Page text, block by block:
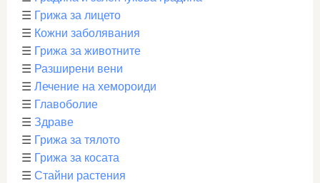
☰ Грижа за лицето
☰ Кожни заболявания
☰ Грижа за животните
☰ Разширени вени
☰ Лечение на хемороиди
☰ Главоболие
☰ Здраве
☰ Грижа за тялото
☰ Грижа за косата
☰ Стайни растения